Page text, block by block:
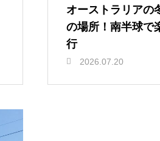
オーストラリアの
の場所！南半球で
行
2026.07.20